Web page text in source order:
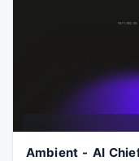
Ambient - AI